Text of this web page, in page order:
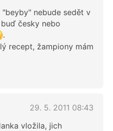
nebude sedět v
česky nebo
.
recept, žampiony mám
29. 5. 2011 08:43
vložila, jich